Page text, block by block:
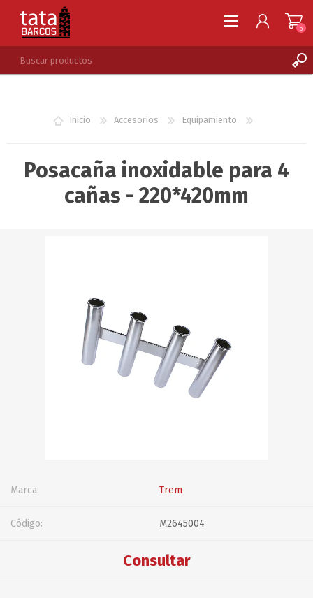
LISTA DE DESEOS
0
Inicio Accesorios Equipamiento
Posacaña inoxidable para 4
cañas - 220*420mm
Marca: Trem
Código: M2645004
Consultar